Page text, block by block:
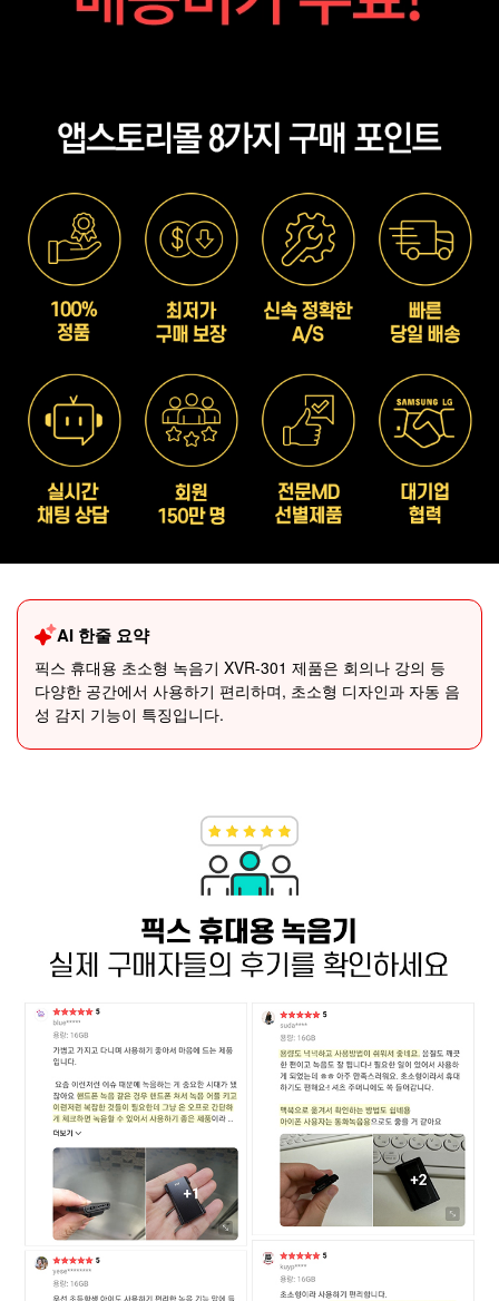
AI 한줄 요약
픽스 휴대용 초소형 녹음기 XVR-301 제품은 회의나 강의 등
다양한 공간에서 사용하기 편리하며, 초소형 디자인과 자동 음
성 감지 기능이 특징입니다.